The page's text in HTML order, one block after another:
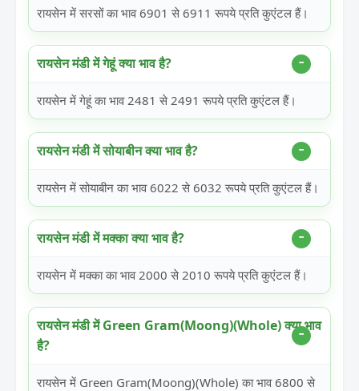
रायसेन में सरसों का भाव 6901 से 6911 रूपये प्रति कुएंटल हैं।
रायसेन मंडी में गेहूं क्या भाव है?
रायसेन में गेहूं का भाव 2481 से 2491 रूपये प्रति कुएंटल हैं।
रायसेन मंडी में सोयाबीन क्या भाव है?
रायसेन में सोयाबीन का भाव 6022 से 6032 रूपये प्रति कुएंटल हैं।
रायसेन मंडी में मक्का क्या भाव है?
रायसेन में मक्का का भाव 2000 से 2010 रूपये प्रति कुएंटल हैं।
रायसेन मंडी में Green Gram(Moong)(Whole) क्या भाव
है?
रायसेन में Green Gram(Moong)(Whole) का भाव 6800 से